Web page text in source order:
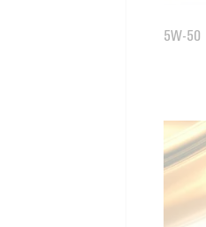
5W-50